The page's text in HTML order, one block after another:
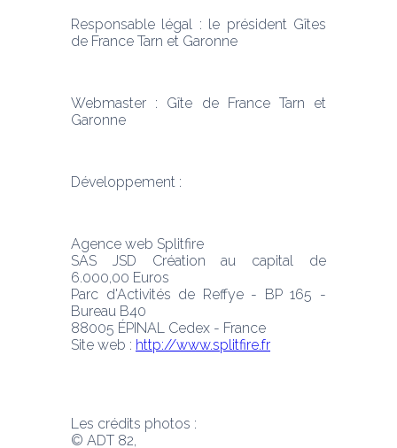
Responsable légal : le président Gîtes
de France Tarn et Garonne
Webmaster : Gîte de France Tarn et
Garonne
Développement :
Agence web Splitfire
SAS JSD Création au capital de
6.000,00 Euros
Parc d'Activités de Reffye - BP 165 -
Bureau B40
88005 ÉPINAL Cedex - France
Site web : http://www.splitfire.fr
Les crédits photos :
© ADT 82,